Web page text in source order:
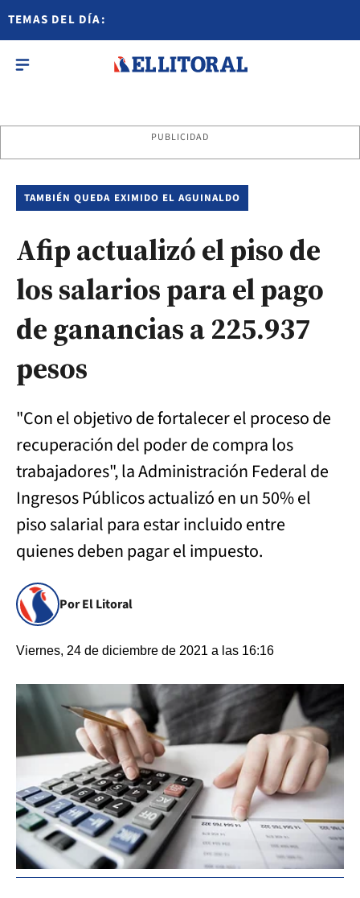
TEMAS DEL DÍA:
PUBLICIDAD
TAMBIÉN QUEDA EXIMIDO EL AGUINALDO
Afip actualizó el piso de
los salarios para el pago
de ganancias a 225.937
pesos
"Con el objetivo de fortalecer el proceso de
recuperación del poder de compra los
trabajadores", la Administración Federal de
Ingresos Públicos actualizó en un 50% el
piso salarial para estar incluido entre
quienes deben pagar el impuesto.
Por El Litoral
Viernes, 24 de diciembre de 2021 a las 16:16